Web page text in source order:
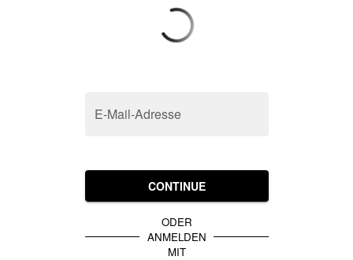
E-Mail-Adresse
CONTINUE
ODER
ANMELDEN
MIT